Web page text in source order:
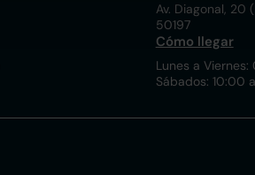
Av. Diagonal, 20
50197
Cómo llegar
Lunes a
Sábados: 10:00